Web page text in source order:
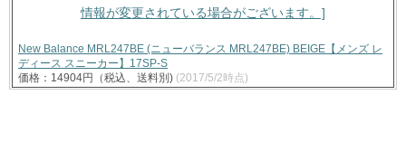
New Balance MRL247BE (ニューバランス MRL247BE) BEIGE【メンズ レ
ディース スニーカー】17SP-S
価格：14904円（税込、送料別) (2017/5/2時点)